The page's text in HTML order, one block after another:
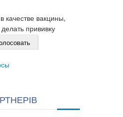
качестве вакцины,
прививку